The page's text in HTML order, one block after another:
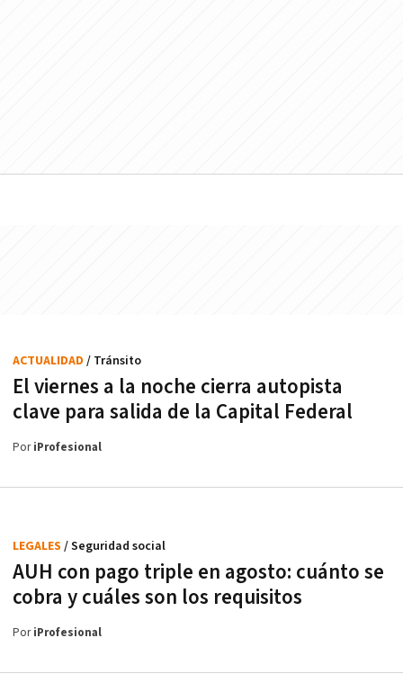
El viernes a la noche cierra autopista
clave para salida de la Capital Federal
ACTUALIDAD / Tránsito
PoriProfesional
AUH con pago triple en agosto: cuánto se
cobra y cuáles son los requisitos
LEGALES / Seguridad social
PoriProfesional